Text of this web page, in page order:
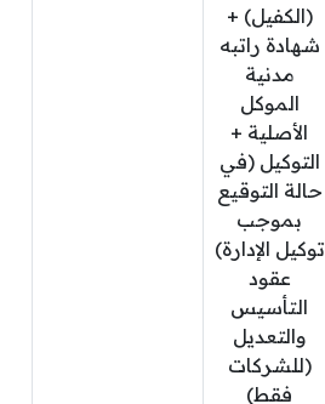
(الكفيل) +
شهادة راتبه
مدنية
الموكل
الأصلية +
التوكيل (في
حالة التوقيع
بموجب
توكيل الإدارة)
عقود
التأسيس
والتعديل
(للشركات
فقط)